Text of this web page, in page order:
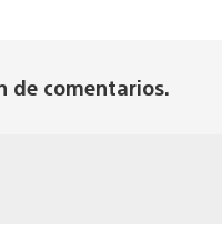
de comentarios.